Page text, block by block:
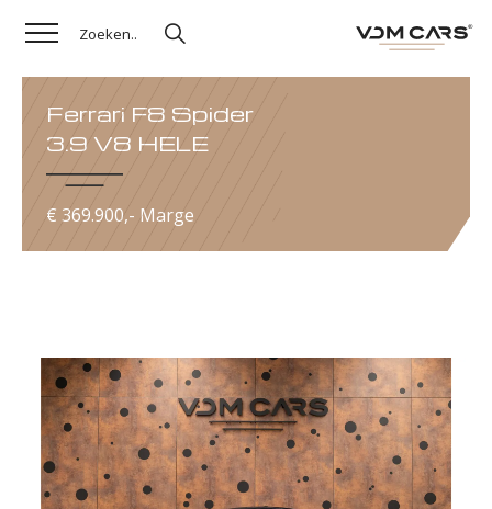
Ferrari F8 Spider
3.9 V8 HELE
€ 369.900,- Marge